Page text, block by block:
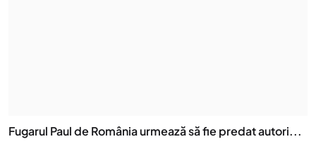
Fugarul Paul de România urmează să fie predat autori...